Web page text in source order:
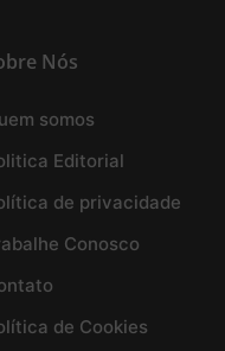
Nós
somos
Editorial
de privacidade
Conosco
de Cookies